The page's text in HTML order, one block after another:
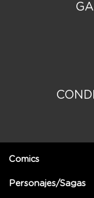
Comics
Personajes/Sagas